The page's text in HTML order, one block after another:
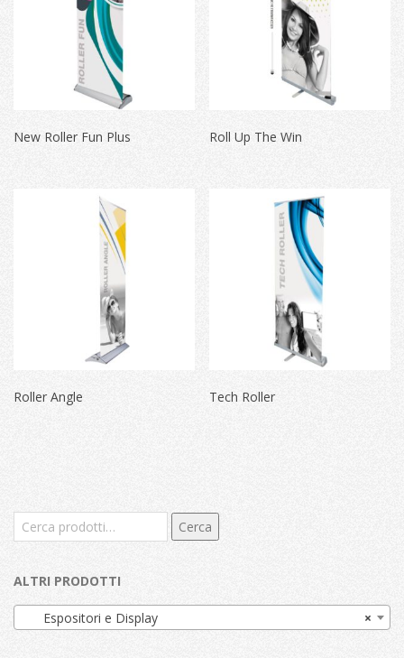
New Roller Fun Plus Roll Up The Win
Roller Angle Tech Roller
Cerca: Cerca
ALTRI PRODOTTI
×
Espositori e Display